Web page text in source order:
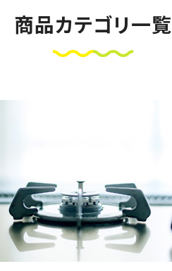
商品カテゴリ一覧